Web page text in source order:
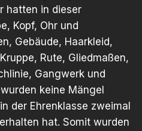
hatten in dieser
Kopf, Ohr und
Gebäude, Haarkleid,
Rute, Gliedmaßen,
Gangwerk und
keine Mängel
der Ehrenklasse zweimal
hat. Somit wurden